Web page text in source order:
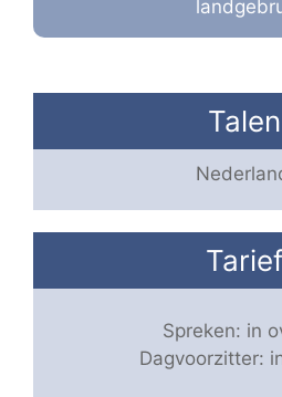
Spreken: in
Dagvoorzitter: